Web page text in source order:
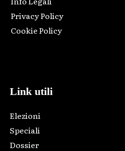
Privacy Policy
Cookie Policy
Link utili
Elezioni
Speciali
Dossier